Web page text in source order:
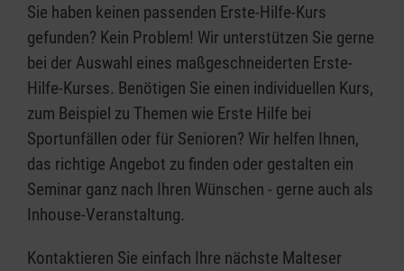
Sie haben keinen passenden Erste-Hilfe-Kurs
gefunden? Kein Problem! Wir unterstützen Sie gerne
bei der Auswahl eines maßgeschneiderten Erste-
Hilfe-Kurses. Benötigen Sie einen individuellen Kurs,
zum Beispiel zu Themen wie Erste Hilfe bei
Sportunfällen oder für Senioren? Wir helfen Ihnen,
das richtige Angebot zu finden oder gestalten ein
Seminar ganz nach Ihren Wünschen - gerne auch als
Inhouse-Veranstaltung.
Kontaktieren Sie einfach Ihre nächste Malteser